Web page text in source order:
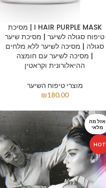
I HAIR PURPLE MASK | מסיכת
טיפוח סגולה לשיער | מסיכת שיער
סגולה | מסיכה לשיער ללא מלחים
| מסיכה לשיער עם חומצה
ההיאלורונית וקראטין
מוצרי טיפוח השיער
₪180.00
אזל מה
מלאי
HOT